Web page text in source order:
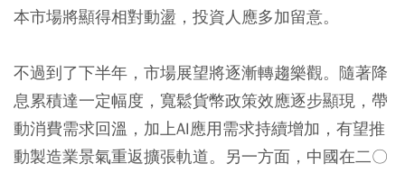
本市場將顯得相對動盪，投資人應多加留意。
不過到了下半年，市場展望將逐漸轉趨樂觀。隨著降
息累積達一定幅度，寬鬆貨幣政策效應逐步顯現，帶
動消費需求回溫，加上AI應用需求持續增加，有望推
動製造業景氣重返擴張軌道。另一方面，中國在二〇